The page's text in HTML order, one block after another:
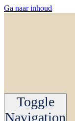
Ga naar inhoud
Toggle
Navigation